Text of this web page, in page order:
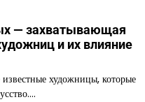
— захватывающая
и их влияние
художницы, которые